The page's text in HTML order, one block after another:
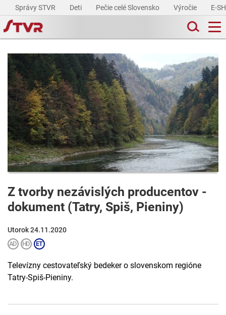
Správy STVR Deti Pečie celé Slovensko Výročie E-
Z tvorby nezávislých producentov -
dokument (Tatry, Spiš, Pieniny)
Utorok 24.11.2020
Televízny cestovateľský bedeker o slovenskom regióne
Tatry-Spiš-Pieniny.